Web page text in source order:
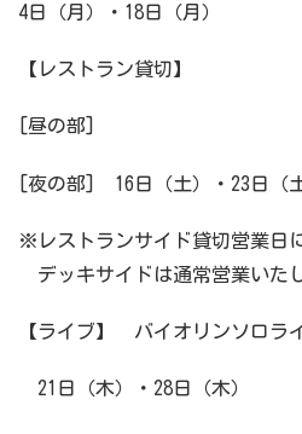
4日（月）・18日（月）
【レストラン貸切】
[昼の部]
[夜の部] 16日（土）・23日（土
※レストランサイド貸切営業日
デッキサイドは通常営業いた
【ライブ】 バイオリンソロラ
21日（木）・28日（木）